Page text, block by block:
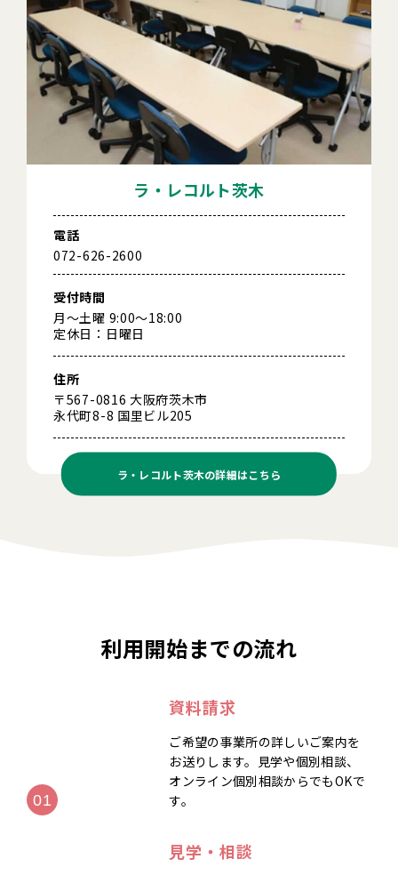
ラ・レコルト茨木
電話
072-626-2600
受付時間
月～土曜 9:00～18:00
定休日：日曜日
住所
〒567-0816 大阪府茨木市
永代町8-8 国里ビル205
ラ・レコルト茨木の詳細はこちら
利用開始までの流れ
資料請求
ご希望の事業所の詳しいご案内を
お送りします。見学や個別相談、
オンライン個別相談からでもOKで
す。
見学・相談